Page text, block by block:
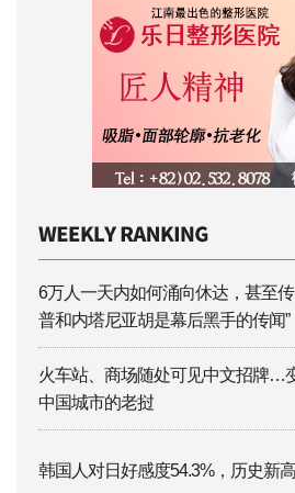
6万人一天内如何涌向休达，甚至传
普和内塔尼亚胡是幕后黑手的传闻”
火车站、商场随处可见中文招牌…
中国城市的老挝
韩国人对日好感度54.3%，历史新高